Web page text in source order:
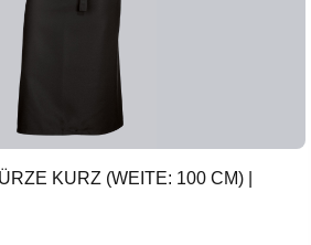
KURZ (WEITE: 100 CM) |